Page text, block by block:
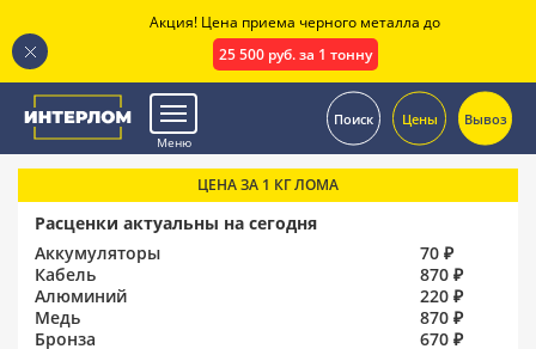
Меню
Поиск Цены Вывоз
ЦЕНА ЗА 1 КГ ЛОМА
Расценки актуальны на сегодня
Аккумуляторы
70 ₽
Кабель
870 ₽
Алюминий
220 ₽
Медь
870 ₽
Бронза
670 ₽
Акция! Цена приема черного металла до
25 500 руб. за 1 тонну
.